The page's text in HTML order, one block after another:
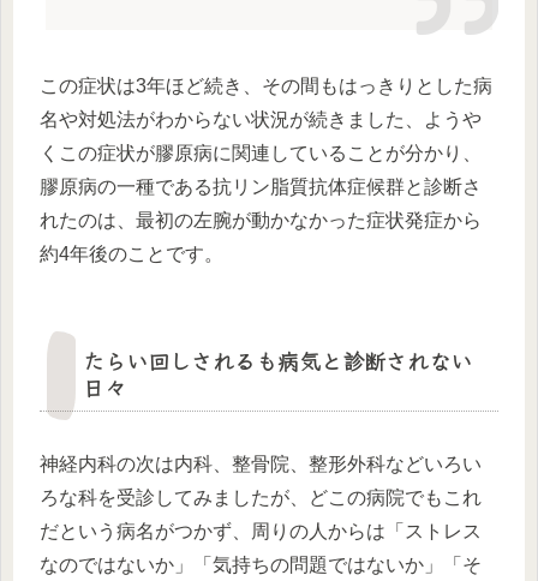
この症状は3年ほど続き、その間もはっきりとした病
名や対処法がわからない状況が続きました、ようや
くこの症状が膠原病に関連していることが分かり、
膠原病の一種である抗リン脂質抗体症候群と診断さ
れたのは、最初の左腕が動かなかった症状発症から
約4年後のことです。
たらい回しされるも病気と診断されない
日々
神経内科の次は内科、整骨院、整形外科などいろい
ろな科を受診してみましたが、どこの病院でもこれ
だという病名がつかず、周りの人からは「ストレス
なのではないか」「気持ちの問題ではないか」「そ